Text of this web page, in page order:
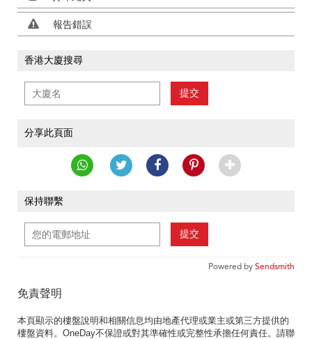
報告錯誤
香港大廈搜尋
提交
分享此頁面
保持聯繫
提交
Powered bySendsmith
免責聲明
本頁顯示的樓盤說明和相關信息均由地產代理或業主或第三方提供的
樓盤資料。OneDay不保證或對其準確性或完整性承擔任何責任。請聯